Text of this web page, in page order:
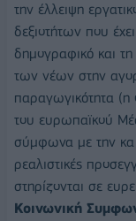
την έλλειψη
δεξιοτήτων που
δημογραφικό και
των νέων στην
παραγωγικότητα
του ευρωπαϊκού
σύμφωνα με την κα
ρεαλιστικές
στηρίζονται σε
Κοινωνική